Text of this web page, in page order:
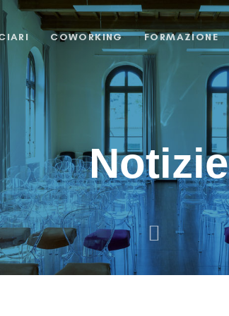
COWORKING FORMAZIONE
Notizie